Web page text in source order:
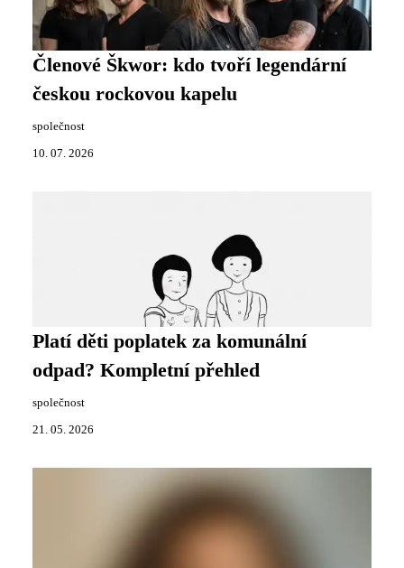
Členové Škwor: kdo tvoří legendární
českou rockovou kapelu
společnost
10. 07. 2026
Platí děti poplatek za komunální
odpad? Kompletní přehled
společnost
21. 05. 2026